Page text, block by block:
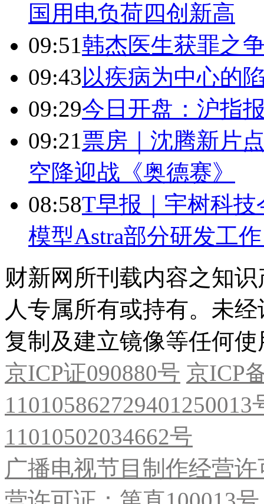
国用电负荷四创新高
09:51韩杰医生获罪之
09:43以疾病为中心的
09:29今日开盘：沪指
09:21票房｜沈腾新片
空降迎战《奥德赛》
08:58T早报｜宇树科
模型Astra部分研发工
财新网所刊载内容之知
人专属所有或持有。未
复制及建立镜像等任何使
京ICP证090880号 京ICP
11010502034662号
广播电视节目制作经营